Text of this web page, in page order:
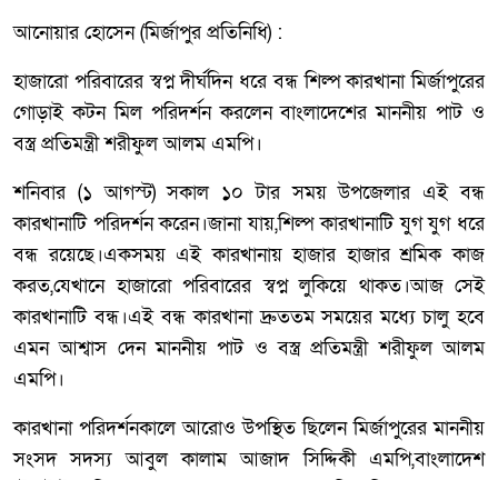
আনোয়ার হোসেন (মির্জাপুর প্রতিনিধি) :
হাজারো পরিবারের স্বপ্ন দীর্ঘদিন ধরে বন্ধ শিল্প কারখানা মির্জাপুরের
গোড়াই কটন মিল পরিদর্শন করলেন বাংলাদেশের মাননীয় পাট ও
বস্ত্র প্রতিমন্ত্রী শরীফুল আলম এমপি।
শনিবার (১ আগস্ট) সকাল ১০ টার সময় উপজেলার এই বন্ধ
কারখানাটি পরিদর্শন করেন।জানা যায়,শিল্প কারখানাটি যুগ যুগ ধরে
বন্ধ রয়েছে।একসময় এই কারখানায় হাজার হাজার শ্রমিক কাজ
করত,যেখানে হাজারো পরিবারের স্বপ্ন লুকিয়ে থাকত।আজ সেই
কারখানাটি বন্ধ।এই বন্ধ কারখানা দ্রুততম সময়ের মধ্যে চালু হবে
এমন আশ্বাস দেন মাননীয় পাট ও বস্ত্র প্রতিমন্ত্রী শরীফুল আলম
এমপি।
কারখানা পরিদর্শনকালে আরোও উপস্থিত ছিলেন মির্জাপুরের মাননীয়
সংসদ সদস্য আবুল কালাম আজাদ সিদ্দিকী এমপি,বাংলাদেশ